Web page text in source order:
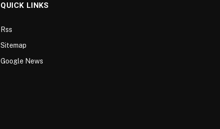
QUICK LINKS
Rss
Sitemap
Google News